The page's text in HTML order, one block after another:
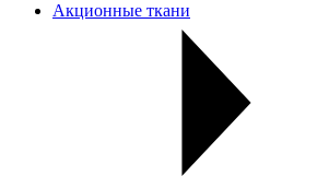
Акционные ткани